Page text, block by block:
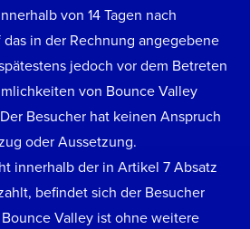
von 14 Tagen nach
in der Rechnung angegebene
jedoch vor dem Betreten
von Bounce Valley
Besucher hat keinen Anspruch
oder Aussetzung.
innerhalb der in Artikel 7 Absatz
befindet sich der Besucher
Valley ist ohne weitere